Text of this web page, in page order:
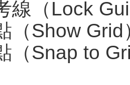
線（Lock
（Show Grid
（Snap to